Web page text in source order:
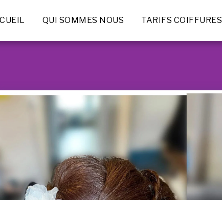
QUI SOMMES NOUS TARIFS COIFFURES